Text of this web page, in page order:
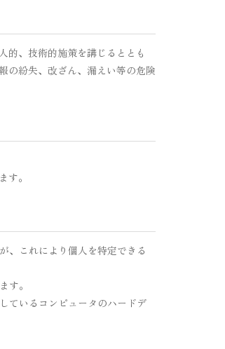
的、技術的施策を講じるととも
の紛失、改ざん、漏えい等の危険
。
、これにより個人を特定できる
す。
ているコンピュータのハードデ